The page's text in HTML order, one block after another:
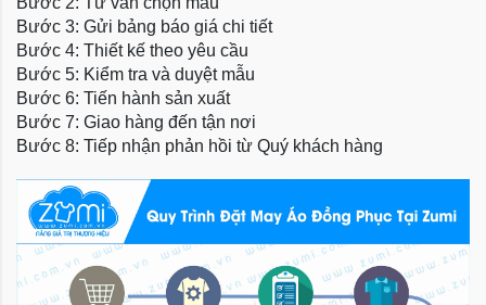
Bước 3: Gửi bảng báo giá chi tiết
Bước 4: Thiết kế theo yêu cầu
Bước 5: Kiểm tra và duyệt mẫu
Bước 6: Tiến hành sản xuất
Bước 7: Giao hàng đến tận nơi
Bước 8: Tiếp nhận phản hồi từ Quý khách hàng